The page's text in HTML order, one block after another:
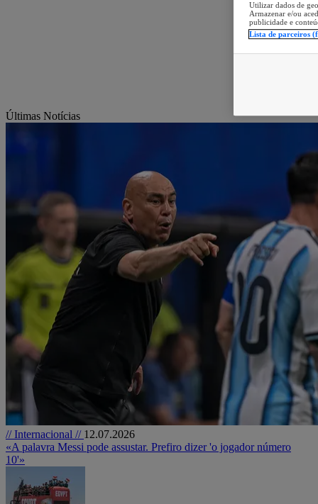
Últimas Notícias
// Internacional // 12.07.2026
«A palavra Messi pode assustar. Prefiro dizer 'o jogador número
10'»
Utilizar dados de
Armazenar e/ou
publicidade e
Lista de parceiros